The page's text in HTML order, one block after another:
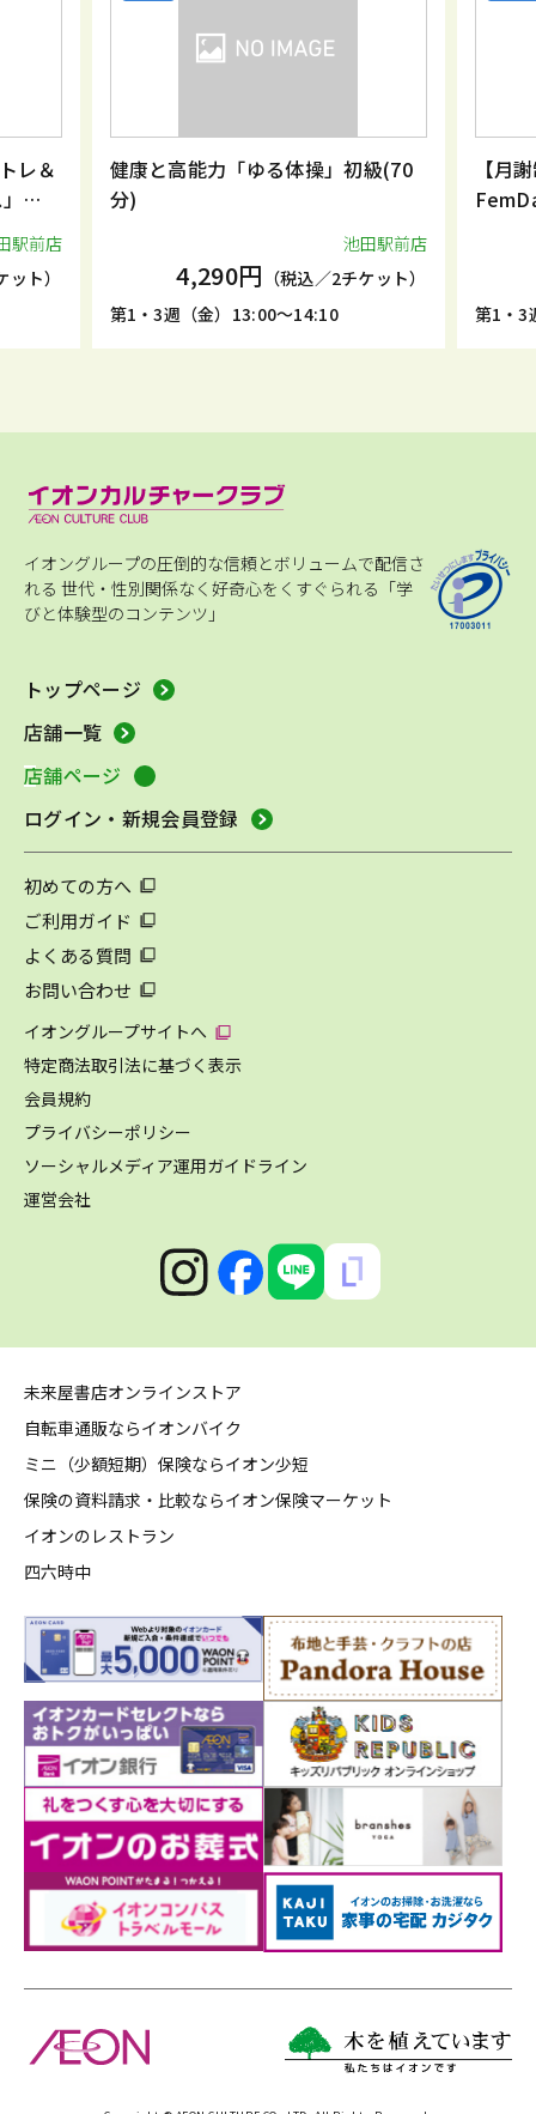
レ＆
駅前店
ト）
健康と高能力「ゆる体操」初級(70
分)
池田駅前店
4,290円 （税込／2チケット）
第1・3週（金）13:00～14:10
【月
第1・3
イオングループの圧倒的な信頼とボリュームで配信さ
れる 世代・性別関係なく好奇心をくすぐられる「学
びと体験型のコンテンツ」
トップページ
店舗一覧
店舗ページ
ログイン・新規会員登録
初めての方へ
ご利用ガイド
よくある質問
お問い合わせ
イオングループサイトへ
特定商法取引法に基づく表示
会員規約
プライバシーポリシー
ソーシャルメディア運用ガイドライン
運営会社
未来屋書店オンラインストア
自転車通販ならイオンバイク
ミニ（少額短期）保険ならイオン少短
保険の資料請求・比較ならイオン保険マーケット
イオンのレストラン
四六時中